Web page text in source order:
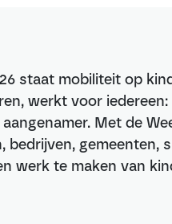
staat mobiliteit op
werkt voor
Met de
bedrijven, gemeenten,
werk te maken van